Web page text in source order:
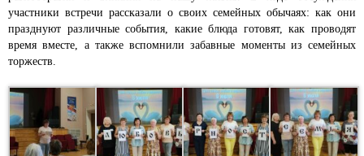
участники встречи рассказали о своих семейных обычаях: как они
празднуют различные события, какие блюда готовят, как проводят
время вместе, а также вспомнили забавные моменты из семейных
торжеств.